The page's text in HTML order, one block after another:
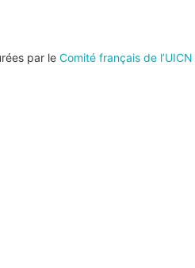
par le Comité français de l’UICN